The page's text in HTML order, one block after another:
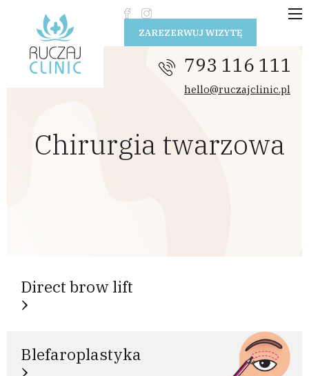
ZAREZERWUJ WIZYTĘ
793 116 111
hello@ruczajclinic.pl
Chirurgia twarzowa
Direct brow lift
Blefaroplastyka